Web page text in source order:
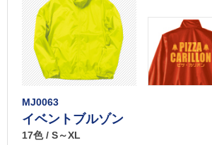
MJ0063
イベントブルゾン
17色 / S～XL